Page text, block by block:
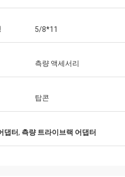
5/8*11
측량 액세서리
탑콘
댑터, 측량 트라이브랙 어댑터